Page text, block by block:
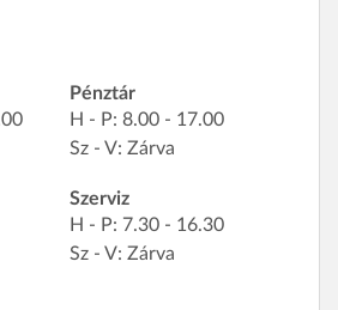
Pénztár
H - P: 8.00 - 17.00
Sz - V: Zárva
Szerviz
H - P: 7.30 - 16.30
Sz - V: Zárva